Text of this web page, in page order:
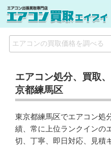
エアコン処分、買取
京都練馬区
東京都練馬区でエアコン処
績、常に上位ランクインの
切、丁寧、即日対応、見積